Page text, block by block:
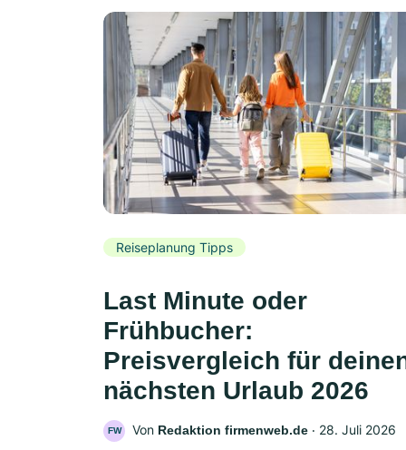
Reiseplanung Tipps
Last Minute oder
Frühbucher:
Preisvergleich für
nächsten Urlaub 2026
FW Von Redaktion firmenweb.de ‧ 28. Juli 2026